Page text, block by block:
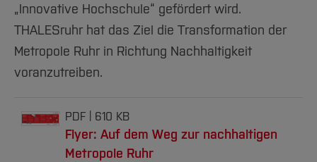
„Innovative Hochschule“ gefördert wird.
THALESruhr hat das Ziel die Transformation der
Metropole Ruhr in Richtung Nachhaltigkeit
voranzutreiben.
PDF 610 KB
Flyer: Auf dem Weg zur nachhaltigen
Metropole Ruhr